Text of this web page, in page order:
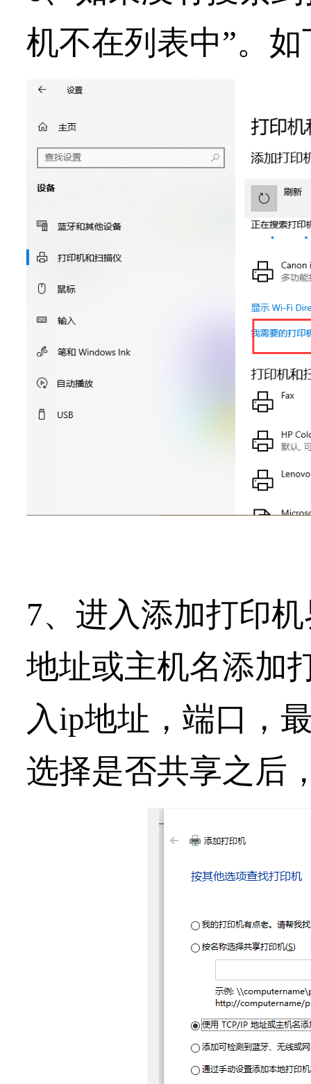
机不在列表中”。
7、进入添加打印
地址或主机名添加
入ip地址，端口，
选择是否共享之后